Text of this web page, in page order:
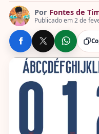
Por Fontes de
Publicado em 2 de
COMPARTILHE